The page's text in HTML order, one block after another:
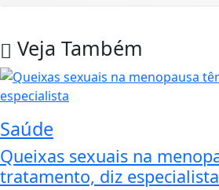
Veja Também
Saúde
Queixas sexuais na
tratamento, diz especialista